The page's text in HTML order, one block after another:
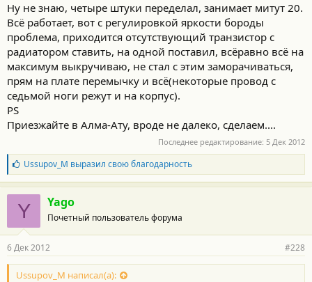
Ну не знаю, четыре штуки переделал, занимает митут 20.
Всё работает, вот с регулировкой яркости бороды
проблема, приходится отсутствующий транзистор с
радиатором ставить, на одной поставил, всёравно всё на
максимум выкручиваю, не стал с этим заморачиваться,
прям на плате перемычку и всё(некоторые провод с
седьмой ноги режут и на корпус).
PS
Приезжайте в Алма-Ату, вроде не далеко, сделаем....
Последнее редактирование: 5 Дек 2012
Б
л
а
г
о
д
а
н
о
с
Ussupov_M выразил свою благодарность
Y Yago
Почетный пользователь форума
6 Дек 2012 #228
Ussupov_M написал(а):